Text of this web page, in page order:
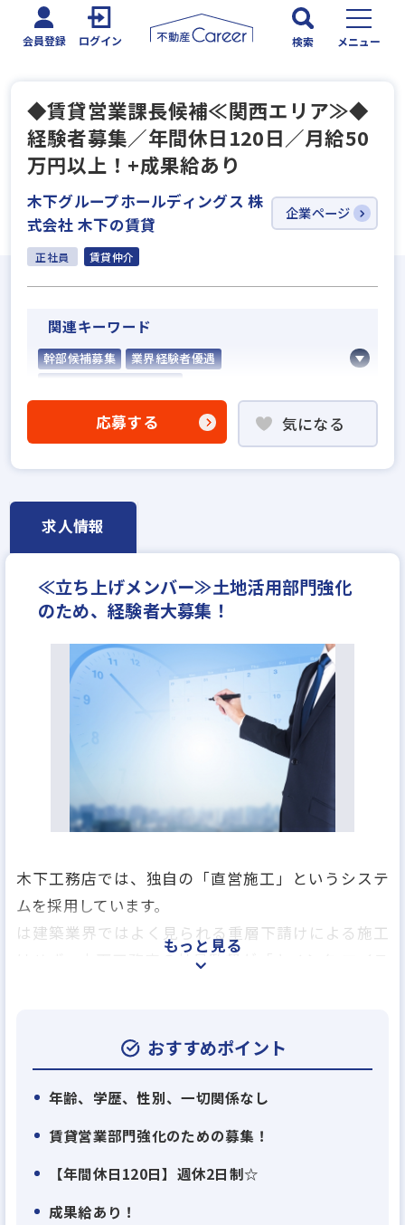
会員登録 ログイン 検索 メニュー
◆賃貸営業課長候補≪関西エリア≫◆
経験者募集／年間休日120日／月給50
万円以上！+成果給あり
木下グループホールディングス 株
式会社 木下の賃貸
企業ページ
正社員 賃貸仲介
関連キーワード
幹部候補募集
業界経験者優遇
賃貸仲介の店長経験者歓迎
年俸制
成果給が充実
フレックス勤務あり
完全週休2日
年収600万円
月給50万円
応募する 気になる
求人情報
≪立ち上げメンバー≫⼟地活⽤部⾨強化
のため、経験者大募集！
木下工務店では、独自の「直営施工」というシステ
ムを採用しています。
は建築業界ではよく見られる重層下請けによる施工
はせず、木下工務店の社員監督が「キノシタ マイス
これによりコストバランスの良い住まいが提供でき
るのです。
お客様の住まい一棟一棟を木下工務店の社員が現場
監督として担当し、職方の手配から工程スケジュー
ル管理、現地におけるお客様との打ち合わせや微調
もっと見る
おすすめポイント
年齢、学歴、性別、一切関係なし
賃貸営業部門強化のための募集！
【年間休日120日】週休2日制☆
成果給あり！